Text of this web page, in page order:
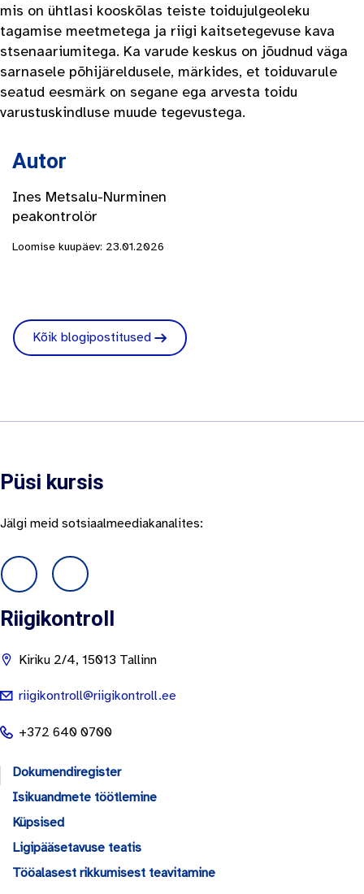
mis on ühtlasi kooskõlas teiste toidujulgeoleku
tagamise meetmetega ja riigi kaitsetegevuse kava
stsenaariumitega. Ka varude keskus on jõudnud väga
sarnasele põhijäreldusele, märkides, et toiduvarule
seatud eesmärk on segane ega arvesta toidu
varustuskindluse muude tegevustega.
Autor
Ines Metsalu-Nurminen
peakontrolör
Loomise kuupäev: 23.01.2026
Kõik blogipostitused
Püsi kursis
Jälgi meid sotsiaalmeediakanalites:
Riigikontroll
Kiriku 2/4, 15013 Tallinn
riigikontroll@riigikontroll.ee
+372 640 0700
Dokumendiregister
Isikuandmete töötlemine
Küpsised
Ligipääsetavuse teatis
Tööalasest rikkumisest teavitamine